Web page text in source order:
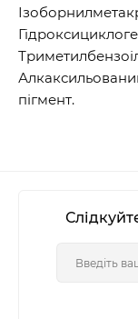
пігмент.